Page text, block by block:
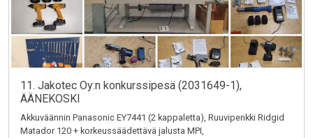
11. Jakotec Oy:n konkurssipesä (2031649-1),
ÄÄNEKOSKI
Akkuväännin Panasonic EY7441 (2 kappaletta), Ruuvipenkki Ridgid
Matador 120 + korkeussäädettävä jalusta MPI,